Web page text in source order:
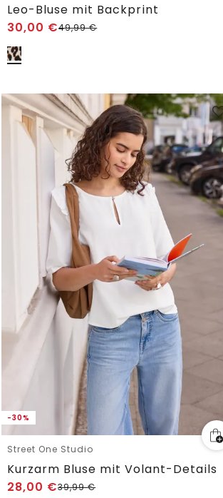
Leo-Bluse mit Backprint
30,00 €49,99€
-30%
Street One Studio
Kurzarm Bluse mit Volant-Details
28,00 €39,99€